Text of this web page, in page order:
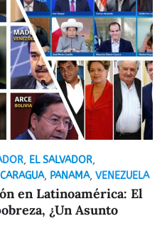
, EL SALVADOR,
, PANAMA, VENEZUELA
en Latinoamérica: El
¿Un Asunto